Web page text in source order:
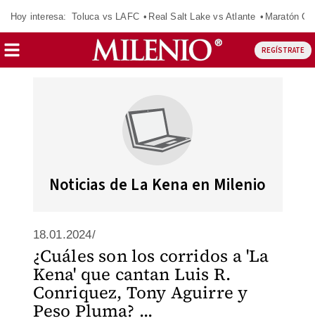
Hoy interesa: Toluca vs LAFC Real Salt Lake vs Atlante Maratón
REGÍSTRATE
Noticias de La Kena en Milenio
18.01.2024/
¿Cuáles son los corridos a 'La
Kena' que cantan Luis R.
Conriquez, Tony Aguirre y
Peso Pluma? ...